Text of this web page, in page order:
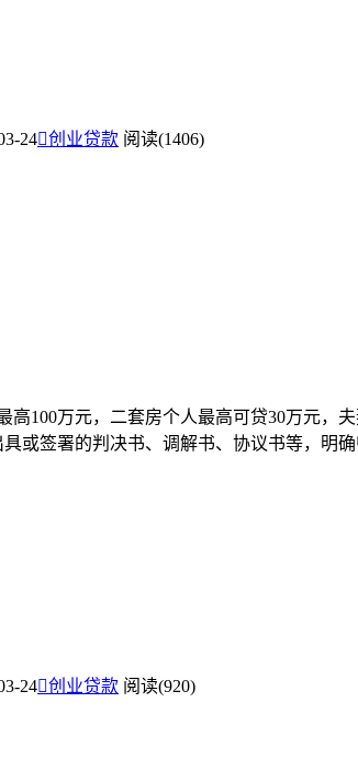
24创业贷款 阅读(1406)
高100万元，二套房个人最高可贷30万元
或签署的判决书、调解书、协议书等，明
24创业贷款 阅读(920)